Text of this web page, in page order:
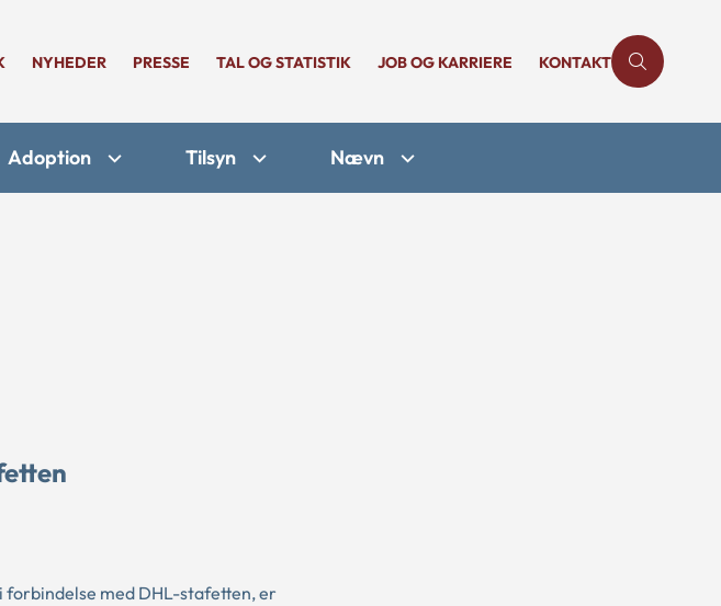
NYHEDER PRESSE TAL OG STATISTIK JOB OG KARRIERE KONTAKT
Adoption Tilsyn Nævn
forbindelse med DHL-stafetten, er